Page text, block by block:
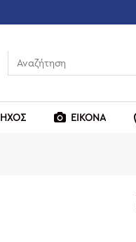
ΗΧΟΣ ΕΙΚΟΝΑ